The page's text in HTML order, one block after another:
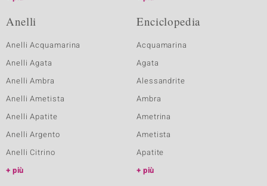
Anelli
Anelli Acquamarina
Anelli Agata
Anelli Ambra
Anelli Ametista
Anelli Apatite
Anelli Argento
Anelli Citrino
più
Enciclopedia
Acquamarina
Agata
Alessandrite
Ambra
Ametrina
Ametista
Apatite
più